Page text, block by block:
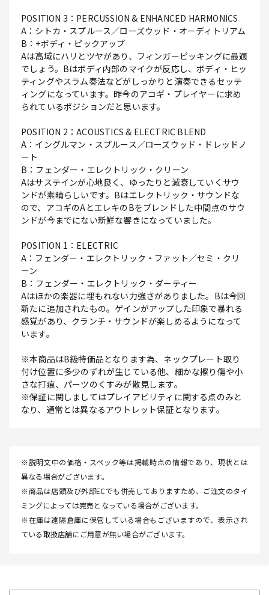
POSITION 3：PERCUSSION & ENHANCED HARMONICS
A：シトカ・スプルース／ローズウッド・オーディトリアム
B：+ボディ・ピックアップ
Aは高域にハリとツヤがあり、フィンガーピッキングに最適
でしょう。Bはボディ内部のマイクが反応し、ボディ・ヒッ
ティングやスラム奏法などがしっかりと演奏できるセッテ
ィングになっています。昨今のアコギ・プレイヤーに求め
られているポジションだと思います。
POSITION 2：ACOUSTICS & ELECTRIC BLEND
A：イングルマン・スプルース／ローズウッド・ドレッドノ
ート
B：フェンダー・エレクトリック・クリーン
Aはサステインが心地良く、ゆったりと減衰していくサウ
ンドが素晴らしいです。Bはエレクトリック・サウンドな
ので、アコギのAとエレキのBをブレンドした中間点のサウ
ンドが今までにない新鮮な響きになっていました。
POSITION 1：ELECTRIC
A：フェンダー・エレクトリック・ファット／セミ・クリ
ーン
B：フェンダー・エレクトリック・ダーティー
Aはほかの楽器に埋もれない力強さがありました。Bは今回
新たに追加されたもの。ゲインがアップした印象で暴れる
感覚があり、クランチ・サウンドが楽しめるようになって
います。
※本商品はB級特価品となります為、ネックプレート取り
付け位置に多少のずれが生じている他、細かな擦り傷や小
さな打痕、パーツのくすみが散見します。
※保証に関しましてはプレイアビリティに関する点のみと
なり、通常とは異なるアウトレット保証となります。
※説明文中の価格・スペック等は掲載時点の情報であり、現状とは
異なる場合がございます。
※商品は店頭及び外部ECでも併売しておりますため、ご注文のタイ
ミングによっては完売となっている場合がございます。
※在庫は遠隔倉庫に保管している場合もございますので、表示され
ている取扱店舗にご用意が無い場合がございます。